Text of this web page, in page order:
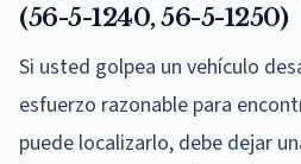
(56-5-1240, 56-5-1250)
Si usted golpea un vehículo
esfuerzo razonable para
puede localizarlo, debe dejar